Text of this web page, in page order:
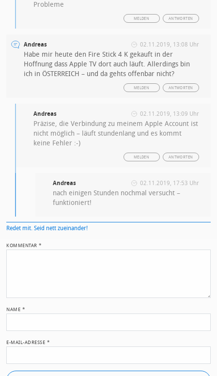
Probleme
ANTWORTEN
MELDEN
Andreas 02.11.2019, 13:08 Uhr
Habe mir heute den Fire Stick 4 K gekauft in der
Hoffnung dass Apple TV dort auch läuft. Allerdings bin
ich in ÖSTERREICH – und da gehts offenbar nicht?
ANTWORTEN
MELDEN
Andreas 02.11.2019, 13:09 Uhr
Präzise, die Verbindung zu meinem Apple Account ist
nicht möglich – läuft stundenlang und es kommt
keine Fehler :-)
ANTWORTEN
MELDEN
Andreas 02.11.2019, 17:53 Uhr
nach einigen Stunden nochmal versucht –
funktioniert!
Redet mit. Seid nett zueinander!
KOMMENTAR*
NAME *
E-MAIL-ADRESSE *